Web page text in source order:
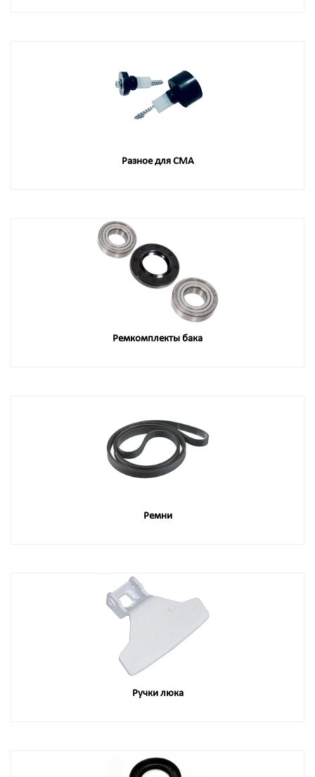
Разное для СМА
Ремкомплекты бака
Ремни
Ручки люка